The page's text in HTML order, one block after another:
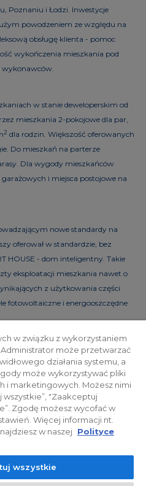
Poznaniu i Łodzi. Inwestycje
powodzeniem ze względu na
obsługę klienta - pomoc
wykończenia mieszkania pod
wykonawców.
w stanie deweloperskim od
mieszkania 2-pokojowe dla par,
2 dla rodzin. Większość oferowanych
Do mieszkań na parterze
Dla wygody mieszkańców
i miejsca postojowe na
nowe standardy na
oferował w standardzie, bez
HOUSE - dom inteligentny. Takie
eksploatacji mieszkania nawet o
z użytkowania części
fotowoltaiczne i energooszczędne
Relacje inwestorskie
zastrzeżone. Powyższa oferta i
mają charakter jedynie
jako ostateczne projekty
w związku z wykorzystaniem
może przetwarzać
działania systemu, a
może wykorzystywać pliki
i marketingowych. Możesz nimi
wszystkie”, "Zaakceptuj
Zgodę możesz wycofać w
Więcej informacji nt.
w naszej Polityce
wszystkie